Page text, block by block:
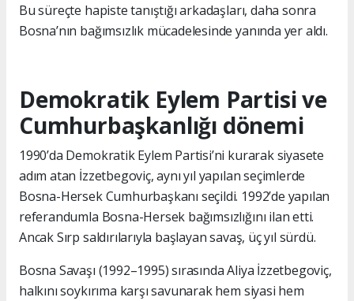
Bu süreçte hapiste tanıştığı arkadaşları, daha sonra
Bosna’nın bağımsızlık mücadelesinde yanında yer aldı.
Demokratik Eylem Partisi ve
Cumhurbaşkanlığı dönemi
1990’da Demokratik Eylem Partisi’ni kurarak siyasete
adım atan İzzetbegoviç, aynı yıl yapılan seçimlerde
Bosna-Hersek Cumhurbaşkanı seçildi. 1992’de yapılan
referandumla Bosna-Hersek bağımsızlığını ilan etti.
Ancak Sırp saldırılarıyla başlayan savaş, üç yıl sürdü.
Bosna Savaşı (1992–1995) sırasında Aliya İzzetbegoviç,
halkını soykırıma karşı savunarak hem siyasi hem